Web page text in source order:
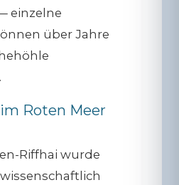
einzelne
über Jahre
Roten Meer
Riffhai wurde